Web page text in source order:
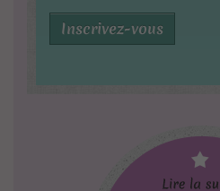
Inscrivez-vous